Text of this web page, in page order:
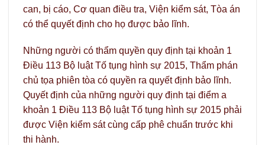
can, bị cáo, Cơ quan điều tra, Viện kiểm sát, Tòa án
có thể quyết định cho họ được bảo lĩnh.
Những người có thẩm quyền quy định tại khoản 1
Điều 113 Bộ luật Tố tụng hình sự 2015, Thẩm phán
chủ tọa phiên tòa có quyền ra quyết định bảo lĩnh.
Quyết định của những người quy định tại điểm a
khoản 1 Điều 113 Bộ luật Tố tụng hình sự 2015 phải
được Viện kiểm sát cùng cấp phê chuẩn trước khi
thi hành.